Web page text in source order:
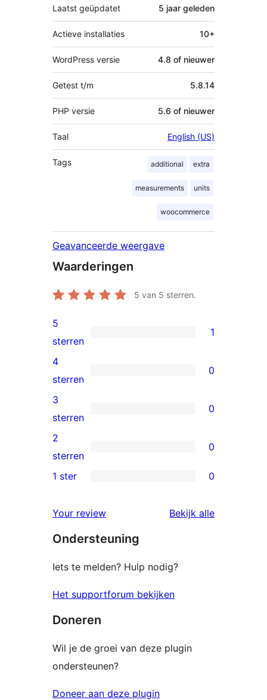
Laatst geüpdatet 5 jaar geleden
Actieve installaties 10+
WordPress versie 4.8 of nieuwer
Getest t/m 5.8.14
PHP versie 5.6 of nieuwer
Taal English (US)
Tags additional extra
measurements units
woocommerce
Geavanceerde weergave
Waarderingen
5 van 5 sterren.
1
5
ster
beoordeling
5
sterren
1
0
4
sterren
beoordelingen
4
sterren
0
0
3
sterren
beoordelingen
3
sterren
0
0
2
beoordelingen
2
sterren
0
sterren
beoordelingen
1 ster 0
Your review Bekijk alle
Ondersteuning
Iets te melden? Hulp nodig?
Het supportforum bekijken
Doneren
Wil je de groei van deze plugin
ondersteunen?
Doneer aan deze plugin